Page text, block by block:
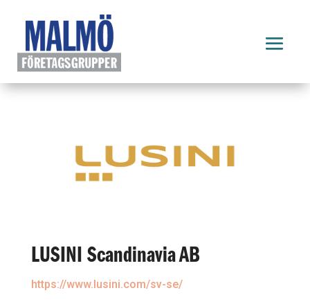
LUSINI Scandinavia AB
https://www.lusini.com/sv-se/